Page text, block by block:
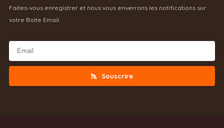
Faites-vous enregistrer et nous vous enverrons les notifications sur
votre Boîte Email.
Souscrire